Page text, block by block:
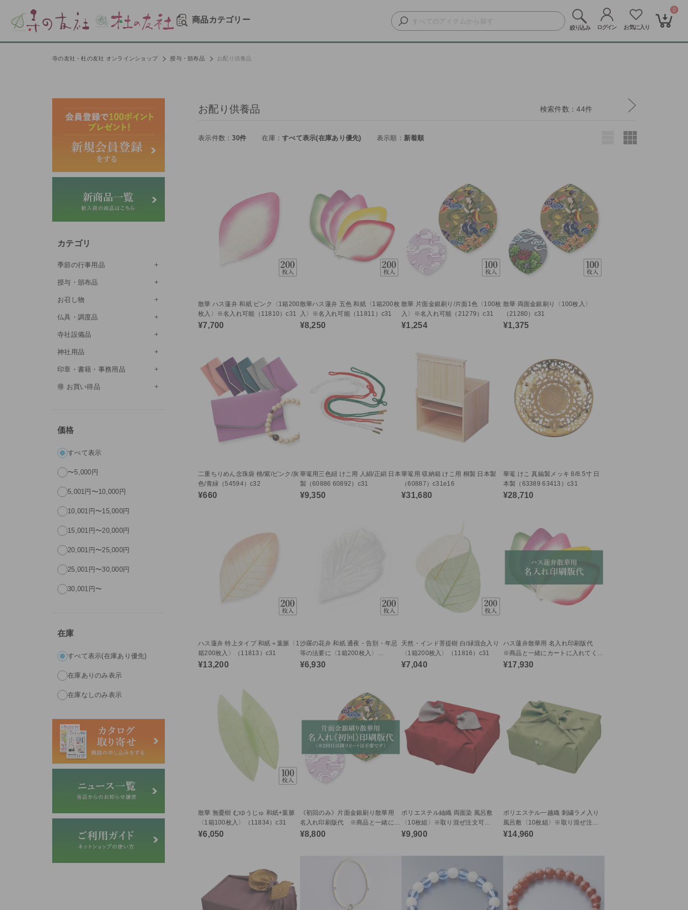
商品カテゴリー
0
寺の友社・杜の友社 オンラインショップ 授与・頒布品 お配り供養品
カテゴリ
季節の行事用品
授与・頒布品
お召し物
仏具・調度品
寺社設備品
神社用品
印章・書籍・事務用品
🉐 お買い得品
価格
すべて表示
〜5,000円
5,001円〜10,000円
10,001円〜15,000円
15,001円〜20,000円
20,001円〜25,000円
25,001円〜30,000円
30,001円〜
在庫
すべて表示(在庫あり優先)
在庫ありのみ表示
在庫なしのみ表示
お配り供養品 検索件数 44件
表示件数 30件 在庫 すべて表示(在庫あり優先) 表示順 新着順
散華 ハス蓮弁 和紙 ピンク〈1箱200
枚入〉※名入れ可能（11810）c31
¥7,700
散華ハス蓮弁 五色 和紙〈1箱200枚
入〉※名入れ可能（11811）c31
¥8,250
散華 片面金銀刷り/片面1色〈100枚
入〉※名入れ可能（21279）c31
¥1,254
散華 両面金銀刷り〈100枚入〉
（21280）c31
¥1,375
二重ちりめん念珠袋 桃/紫/ピンク/灰
色/青緑（54594）c32
¥660
華篭用三色紐 けこ用 人絹/正絹 日本
製（60886 60892）c31
¥9,350
華篭用 収納箱 けこ用 桐製 日本製
（60887）c31e16
¥31,680
華篭 けこ 真鍮製メッキ 8/8.5寸 日
本製（63389 63413）c31
¥28,710
ハス蓮弁 特上タイプ 和紙＋葉脈〈1
箱200枚入〉（11813）c31
¥13,200
沙羅の花弁 和紙 通夜・告別・年忌
等の法要に〈1箱200枚入〉
（11815）c31
¥6,930
天然・インド菩提樹 白/緑混合入り
〈1箱200枚入〉（11816）c31
¥7,040
ハス蓮弁散華用 名入れ印刷版代
※商品と一緒にカートに入れてくだ
さい（11819）c31
¥17,930
散華 無憂樹 むゆうじゅ 和紙+葉脈
〈1箱100枚入〉（11834）c31
¥6,050
《初回のみ》片面金銀刷り散華用
名入れ印刷版代 ※商品と一緒に
カートに入れてください（21281）
¥8,800
ポリエステル紬織 両面染 風呂敷
〈10枚組〉※取り混ぜ注文可
（23050）c34
¥9,900
ポリエステル一越織 刺繍ラメ入り
風呂敷〈10枚組〉※取り混ぜ注文
可（23051）c34
¥14,960